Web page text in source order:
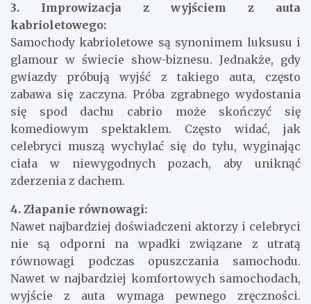
3. Improwizacja z wyjściem z auta
kabrioletowego:
Samochody kabrioletowe są synonimem luksusu i
glamour w świecie show-biznesu. Jednakże, gdy
gwiazdy próbują wyjść z takiego auta, często
zabawa się zaczyna. Próba zgrabnego wydostania
się spod dachu cabrio może skończyć się
komediowym spektaklem. Często widać, jak
celebryci muszą wychylać się do tyłu, wyginając
ciała w niewygodnych pozach, aby uniknąć
zderzenia z dachem.
4. Złapanie równowagi:
Nawet najbardziej doświadczeni aktorzy i celebryci
nie są odporni na wpadki związane z utratą
równowagi podczas opuszczania samochodu.
Nawet w najbardziej komfortowych samochodach,
wyjście z auta wymaga pewnego zręczności.